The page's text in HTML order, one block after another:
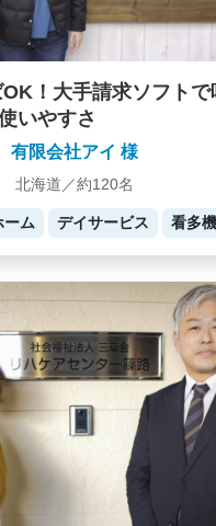
！大手請求ソフトで
いやすさ
有限会社アイ 様
北海道／約120名
ーム デイサービス 看多機